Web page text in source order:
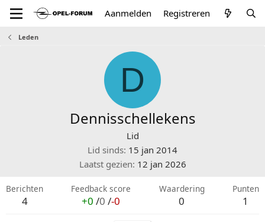
Aanmelden Registreren
Leden
D
Dennisschellekens
Lid
Lid sinds 15 jan 2014
Laatst gezien 12 jan 2026
Berichten
4
Feedback score
+0 /0 /-0
Waardering
0
Punten
1